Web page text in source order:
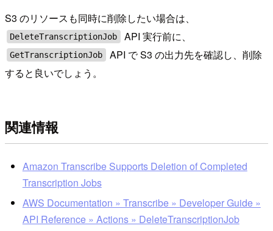
S3 のリソースも同時に削除したい場合は、
DeleteTranscriptionJob API 実行前に、
GetTranscriptionJob
API で S3 の出力先を確認し、削除
すると良いでしょう。
関連情報
Amazon Transcribe Supports Deletion of Completed
Transcription Jobs
AWS Documentation » Transcribe » Developer Guide »
API Reference » Actions » DeleteTranscriptionJob